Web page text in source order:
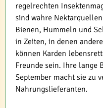
regelrechten
sind wahre
Bienen, Hummeln und
in Zeiten, in denen
können Karden
Freunde sein. Ihre lange
September macht sie zu
Nahrungslieferanten.